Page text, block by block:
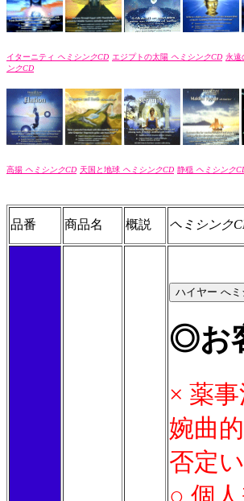
イターニティ ヘミシンクCD エジプトの太陽 ヘミシンクCD 永遠
ンクCD
高揚 ヘミシンクCD 天国と地球 ヘミシンクCD 静穏 ヘミシンク
品番 商品名 概説 ヘミシンク
◎お
× 薬
婉曲
否定